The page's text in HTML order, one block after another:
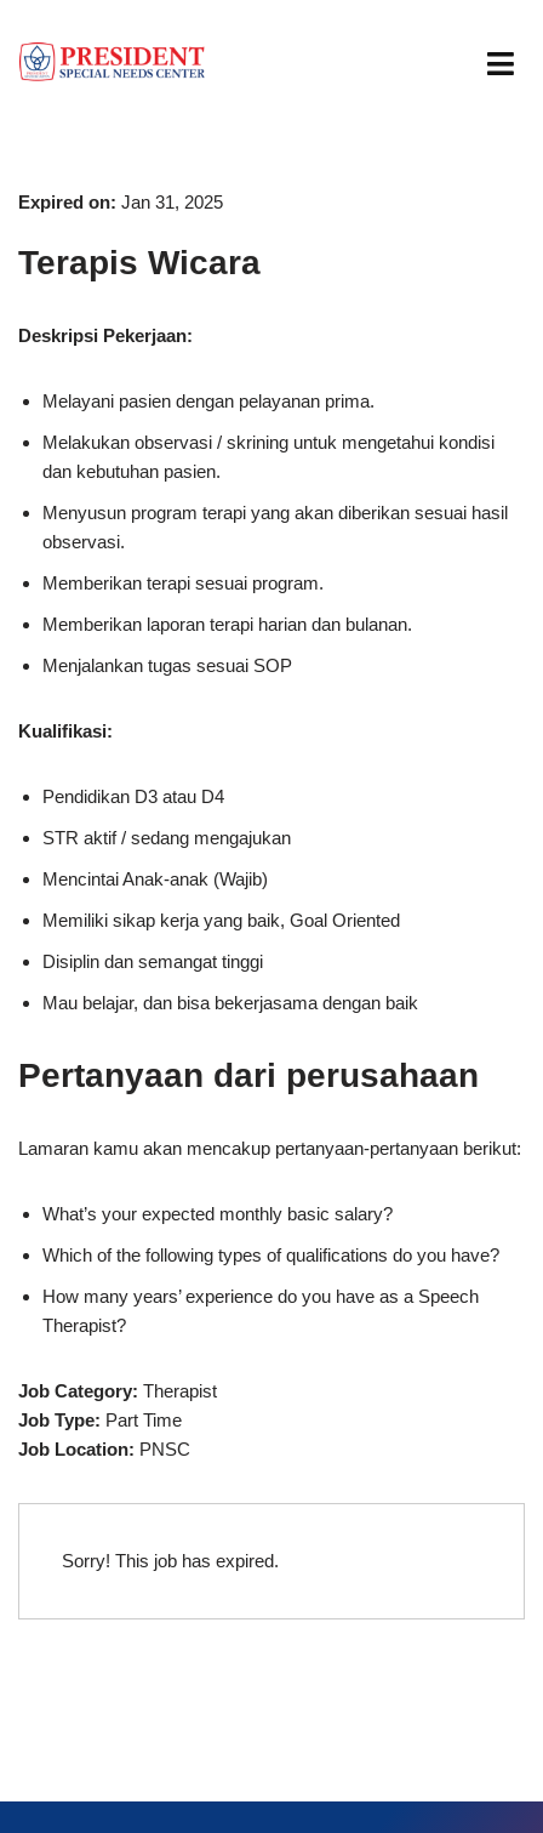
Skip
Expired on: Jan 31, 2025
Terapis Wicara
Deskripsi Pekerjaan:
Melayani pasien dengan pelayanan prima.
Melakukan observasi / skrining untuk mengetahui kondisi
dan kebutuhan pasien.
Menyusun program terapi yang akan diberikan sesuai hasil
observasi.
Memberikan terapi sesuai program.
Memberikan laporan terapi harian dan bulanan.
Menjalankan tugas sesuai SOP
Kualifikasi:
Pendidikan D3 atau D4
STR aktif / sedang mengajukan
Mencintai Anak-anak (Wajib)
Memiliki sikap kerja yang baik, Goal Oriented
Disiplin dan semangat tinggi
Mau belajar, dan bisa bekerjasama dengan baik
Pertanyaan dari perusahaan
Lamaran kamu akan mencakup pertanyaan-pertanyaan berikut:
What’s your expected monthly basic salary?
Which of the following types of qualifications do you have?
How many years’ experience do you have as a Speech
Therapist?
Job Category: Therapist
Job Type: Part Time
Job Location: PNSC
Sorry! This job has expired.